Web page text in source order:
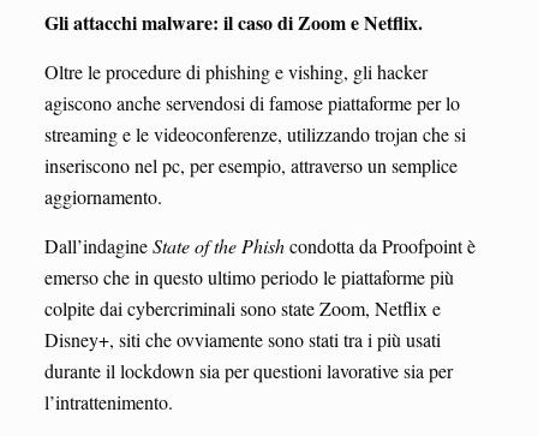
Gli attacchi malware: il caso di Zoom e Netflix.
Oltre le procedure di phishing e vishing, gli hacker
agiscono anche servendosi di famose piattaforme per lo
streaming e le videoconferenze, utilizzando trojan che si
inseriscono nel pc, per esempio, attraverso un semplice
aggiornamento.
Dall’indagineState of the Phishcondotta da Proofpoint è
emerso che in questo ultimo periodo le piattaforme più
colpite dai cybercriminali sono state Zoom, Netflix e
Disney+, siti che ovviamente sono stati tra i più usati
durante il lockdown sia per questioni lavorative sia per
l’intrattenimento.